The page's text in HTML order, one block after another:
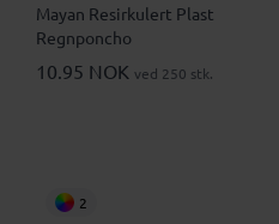
Mayan Resirkulert Plast
Regnponcho
10.95 NOK ved 250 stk.
2